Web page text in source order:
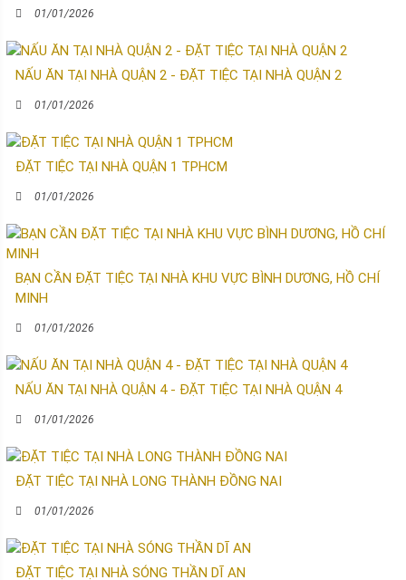
01/01/2026
NẤU ĂN TẠI NHÀ QUẬN 2 - ĐẶT TIỆC TẠI NHÀ QUẬN 2
01/01/2026
ĐẶT TIỆC TẠI NHÀ QUẬN 1 TPHCM
01/01/2026
BẠN CẦN ĐẶT TIỆC TẠI NHÀ KHU VỰC BÌNH DƯƠNG, HỒ CHÍ
MINH
01/01/2026
NẤU ĂN TẠI NHÀ QUẬN 4 - ĐẶT TIỆC TẠI NHÀ QUẬN 4
01/01/2026
ĐẶT TIỆC TẠI NHÀ LONG THÀNH ĐỒNG NAI
01/01/2026
ĐẶT TIỆC TẠI NHÀ SÓNG THẦN DĨ AN